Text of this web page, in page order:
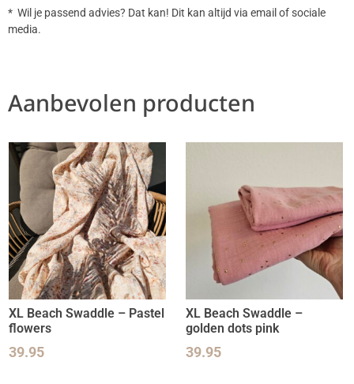
* Wil je passend advies? Dat kan! Dit kan altijd via email of sociale
media.
Aanbevolen producten
XL Beach Swaddle – Pastel
flowers
39.95
XL Beach Swaddle –
golden dots pink
39.95